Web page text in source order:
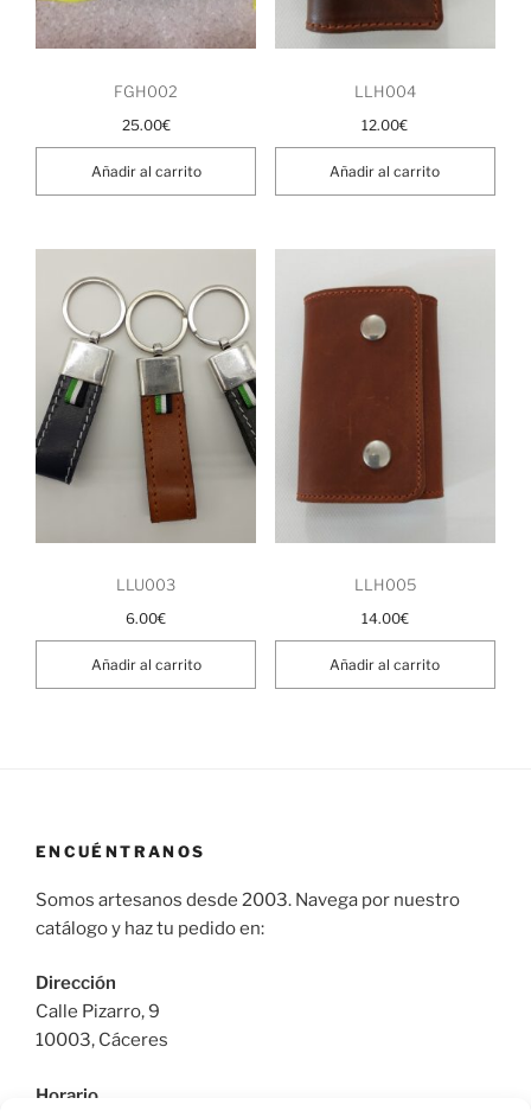
FGH002
25.00€
Añadir al carrito
LLH004
12.00€
Añadir al carrito
LLU003
6.00€
Añadir al carrito
LLH005
14.00€
Añadir al carrito
ENCUÉNTRANOS
Somos artesanos desde 2003. Navega por nuestro
catálogo y haz tu pedido en:
Dirección
Calle Pizarro, 9
10003, Cáceres
Horario